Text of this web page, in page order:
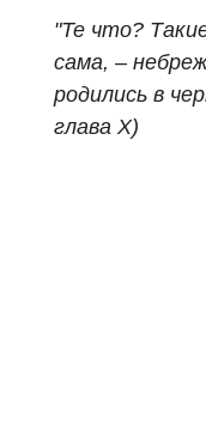
"Те что?
сама, –
родились в
глава X)